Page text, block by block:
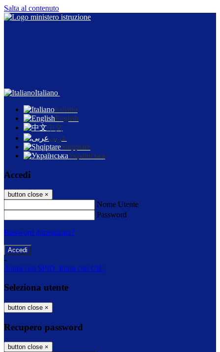
Salta al contenuto
Italiano
Italiano
English
中文
عربى
Shqiptare
Українська
Accedi
button close ×
Nome Utente
Password
Password dimenticata?
-
Entra con SPID Entra con CIE
Seleziona utente
button close ×
Recupero password
button close ×